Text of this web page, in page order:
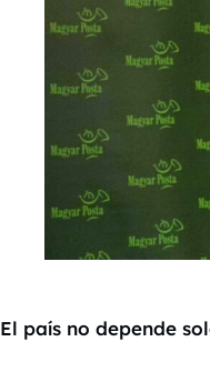
El país no depende